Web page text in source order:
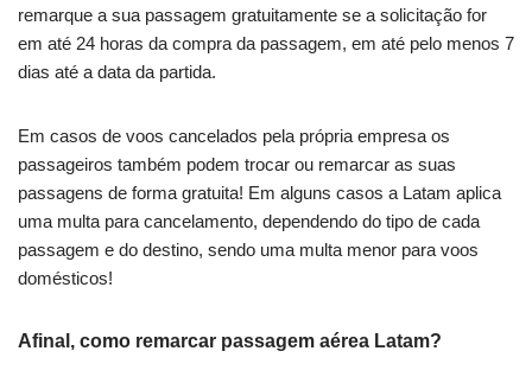
remarque a sua passagem gratuitamente se a solicitação for
em até 24 horas da compra da passagem, em até pelo menos 7
dias até a data da partida.
Em casos de voos cancelados pela própria empresa os
passageiros também podem trocar ou remarcar as suas
passagens de forma gratuita! Em alguns casos a Latam aplica
uma multa para cancelamento, dependendo do tipo de cada
passagem e do destino, sendo uma multa menor para voos
domésticos!
Afinal, como remarcar passagem aérea Latam?